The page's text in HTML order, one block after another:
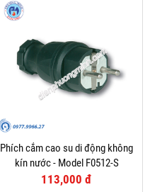
Phích cắm cao su di động không
kín nước - Model F0512-S
113,000 đ